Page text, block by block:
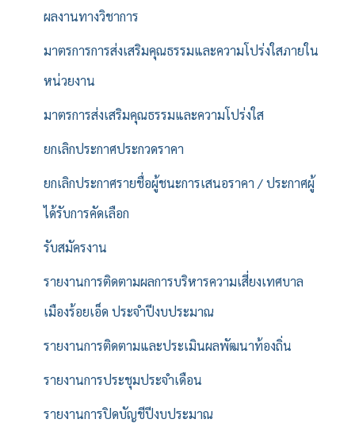
ผลงานทางวิชาการ
มาตรการการส่งเสริมคุณธรรมและความโปร่งใสภายใน
หน่วยงาน
มาตรการส่งเสริมคุณธรรมและความโปร่งใส
ยกเลิกประกาศประกวดราคา
ยกเลิกประกาศรายชื่อผู้ชนะการเสนอราคา / ประกาศผู้
ได้รับการคัดเลือก
รับสมัครงาน
รายงานการติดตามผลการบริหารความเสี่ยงเทศบาล
เมืองร้อยเอ็ด ประจำปีงบประมาณ
รายงานการติดตามและประเมินผลพัฒนาท้องถิ่น
รายงานการประชุมประจำเดือน
รายงานการปิดบัญชีปีงบประมาณ